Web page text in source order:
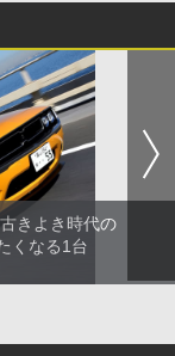
きよき時代の
くなる1台